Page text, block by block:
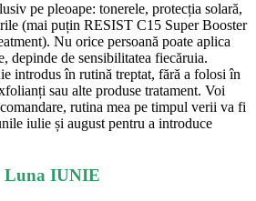
pe pleoape: tonerele, protecția solară,
(mai puțin RESIST C15 Super Booster
Nu orice persoană poate aplica
depinde de sensibilitatea fiecăruia.
introdus în rutină treptat, fără a folosi în
sau alte produse tratament. Voi
rutina mea pe timpul verii va fi
iulie și august pentru a introduce
Luna IUNIE